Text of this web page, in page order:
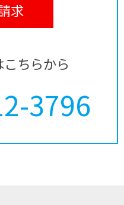
求
ちらから
3796